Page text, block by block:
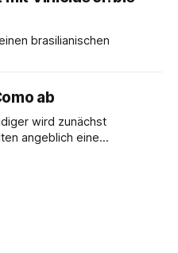
brasilianischen
ab
wird zunächst
angeblich eine